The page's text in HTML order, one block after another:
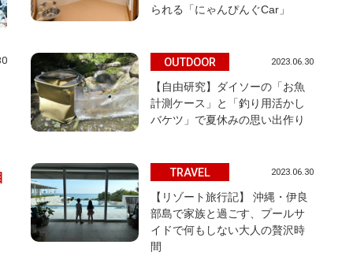
られる「にゃんぴんぐCar」
OUTDOOR 2023.06.30
【自由研究】ダイソーの「お魚
計測ケース」と「釣り用活かし
バケツ」で夏休みの思い出作り
TRAVEL 2023.06.30
【リゾート旅行記】 沖縄・伊良
部島で家族と過ごす、プールサ
イドで何もしない大人の贅沢時
間